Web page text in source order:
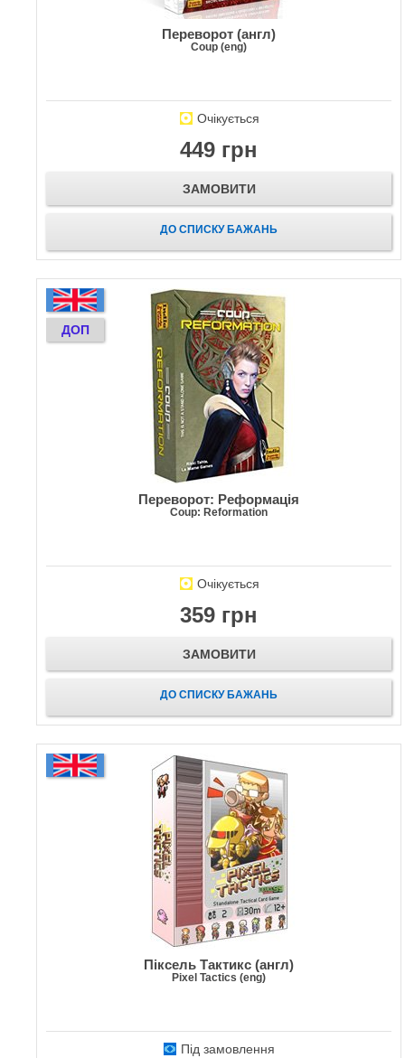
Переворот (англ)
Coup (eng)
Очікується
449 грн
ЗАМОВИТИ
ДО СПИСКУ БАЖАНЬ
ДОП
Переворот: Реформація
Coup: Reformation
Очікується
359 грн
ЗАМОВИТИ
ДО СПИСКУ БАЖАНЬ
Піксель Тактикс (англ)
Pixel Tactics (eng)
Під замовлення